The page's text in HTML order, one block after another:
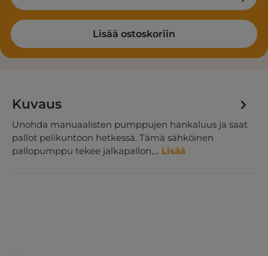
Lisää ostoskoriin
Kuvaus
Unohda manuaalisten pumppujen hankaluus ja saat
pallot pelikuntoon hetkessä. Tämä sähköinen
pallopumppu tekee jalkapallon,… Lisää